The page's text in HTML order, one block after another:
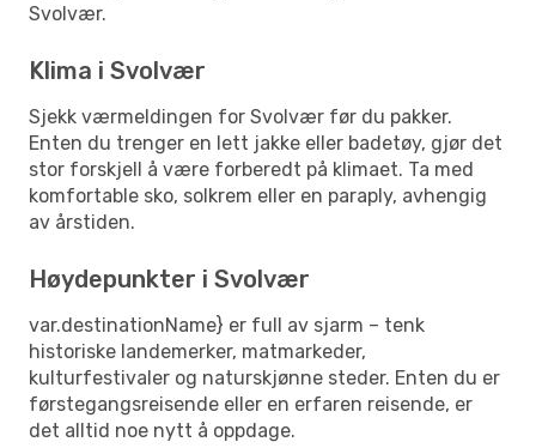
Svolvær.
Klima i Svolvær
Sjekk værmeldingen for Svolvær før du pakker.
Enten du trenger en lett jakke eller badetøy, gjør det
stor forskjell å være forberedt på klimaet. Ta med
komfortable sko, solkrem eller en paraply, avhengig
av årstiden.
Høydepunkter i Svolvær
var.destinationName} er full av sjarm – tenk
historiske landemerker, matmarkeder,
kulturfestivaler og naturskjønne steder. Enten du er
førstegangsreisende eller en erfaren reisende, er
det alltid noe nytt å oppdage.